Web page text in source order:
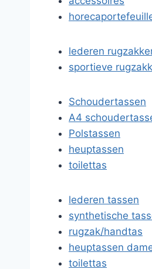
lederen
sportieve
Schoudertassen
A4
Polstassen
heuptassen
toilettas
lederen tassen
synthetische
rugzak/handtas
heuptassen
toilettas